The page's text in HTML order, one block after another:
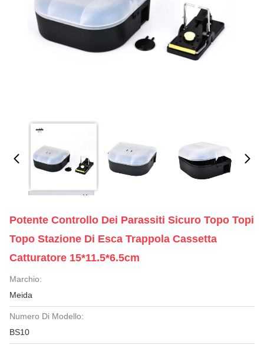
Potente Controllo Dei Parassiti Sicuro Topo Topi
Topo Stazione Di Esca Trappola Cassetta
Catturatore 15*11.5*6.5cm
Marchio:
Meida
Numero Di Modello:
BS10